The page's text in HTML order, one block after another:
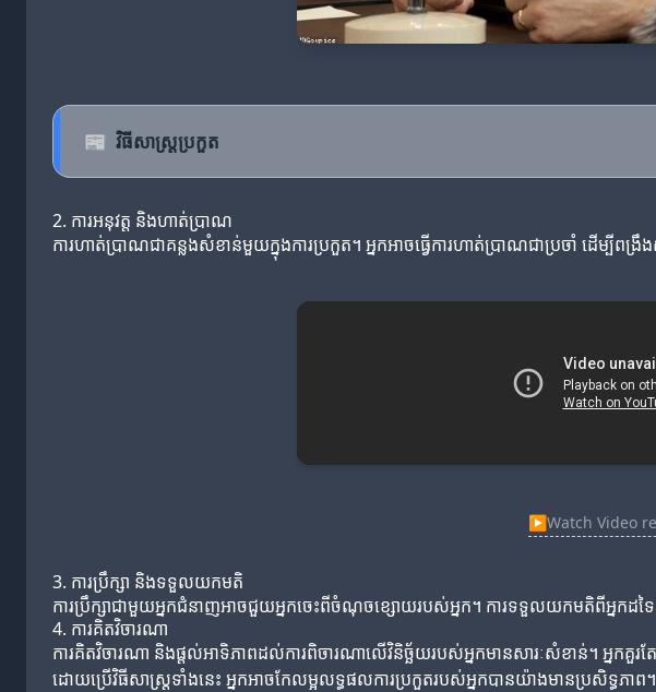
📰 វិធីសាស្ត្រប្រកួត
2. ការអនុវត្ត និងហាត់ប្រាណ
ការហាត់ប្រាណជាគន្លងសំខាន់មួយក្នុងការប្រកួត។ អ្នកអាចធ្វើការហាត់ប្រាណជាប្រចាំ ដើម្បីព
▶Watch Video
3. ការប្រឹក្សា និងទទួលយកមតិ
ការប្រឹក្សាជាមួយអ្នកជំនាញអាចជួយអ្នកចេះពីចំណុចខ្សោយរបស់អ្នក។ ការទទួលយកមតិពីអ្នកដ
4. ការគិតវិចារណា
ការគិតវិចារណា និងផ្តល់អាទិភាពដល់ការពិចារណាលើវិនិច្ឆ័យរបស់អ្នកមានសារៈសំខាន់។ អ្នកគួរត
ដោយប្រើវិធីសាស្ត្រទាំងនេះ អ្នកអាចកែលម្អលទ្ធផលការប្រកួតរបស់អ្នកបានយ៉ាងមានប្រសិទ្ធភ